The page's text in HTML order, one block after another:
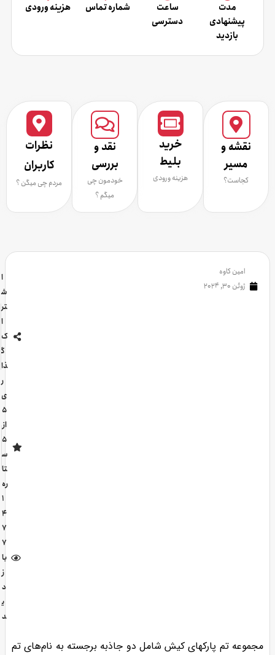
مدت
پیشنهادی
بازدید
ساعت
دسترسی
شماره تماس هزینه ورودی
نقشه و
مسیر
کجاست؟
خرید
بلیط
هزینه ورودی
نقد و
بررسی
خودمون چی
میگم ؟
نظرات
کاربران
مردم چی میگن ؟
امین کاوه
ژوئن 30, 2024
ا
ش
تر
ا
ک
گ
ذا
ر
ی
5
از
5
س
تا
ره
1
4
7
7
با
ز
د
ی
د
مجموعه تم پارکهای کیش شامل دو جاذبه برجسته به نام‌های تم